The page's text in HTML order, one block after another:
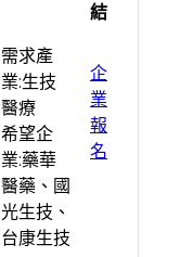
結
期望產業
結
需求產
業:生技
醫療
希望企
業:藥華
醫藥、國
光生技、
台康生技
企
業
報
名